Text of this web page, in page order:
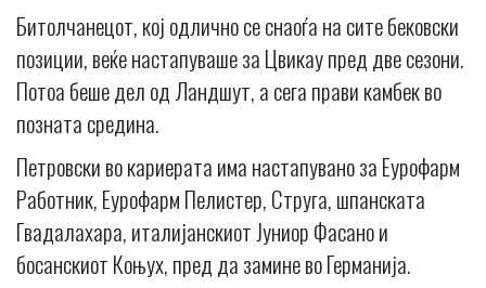
Битолчанецот, кој одлично се снаоѓа на сите бековски
позиции, веќе настапуваше за Цвикау пред две сезони.
Потоа беше дел од Ландшут, а сега прави камбек во
позната средина.
Петровски во кариерата има настапувано за Еурофарм
Работник, Еурофарм Пелистер, Струга, шпанската
Гвадалахара, италијанскиот Јуниор Фасано и
босанскиот Коњух, пред да замине во Германија.